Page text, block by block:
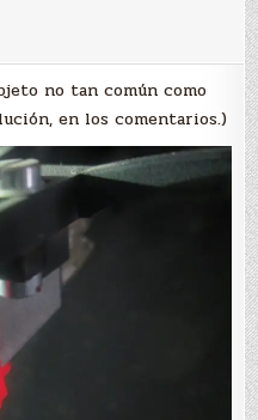
no tan común como
en los comentarios.)